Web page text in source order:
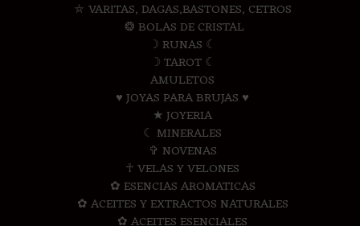
⛤ VARITAS, DAGAS,BASTONES, CETROS
❂ BOLAS DE CRISTAL
☽ RUNAS ☾
☽ TAROT ☾
AMULETOS
♥ JOYAS PARA BRUJAS ♥
★ JOYERIA
☾ MINERALES
✞ NOVENAS
☥ VELAS Y VELONES
✿ ESENCIAS AROMATICAS
✿ ACEITES Y EXTRACTOS NATURALES